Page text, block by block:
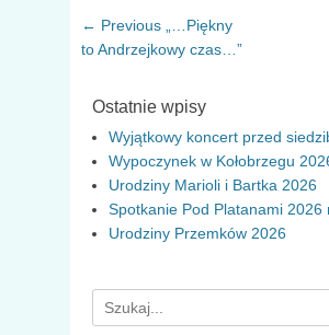
Nawigacja
wpisu
← Previous
Previous
post:
„…Piękny
to Andrzejkowy czas…”
Ostatnie wpisy
Wyjątkowy koncert przed
Wypoczynek w Kołobrzegu
Urodziny Marioli i Bartka 2026
Spotkanie Pod Platanami 2026
Urodziny Przemków 2026
Search
for: